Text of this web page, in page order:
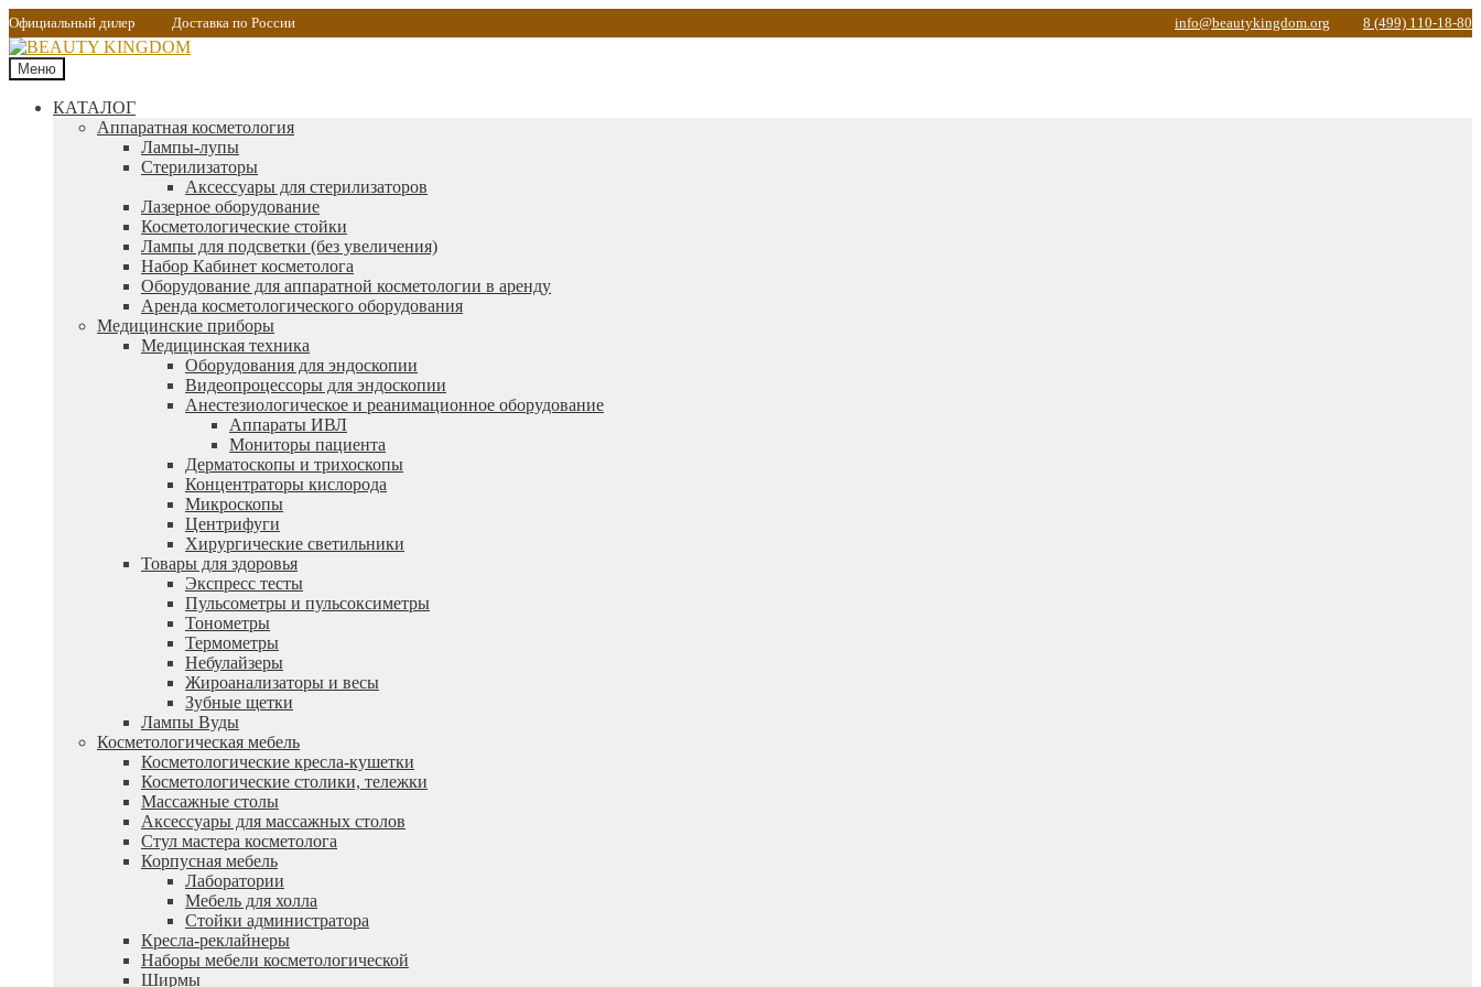
Официальный дилер Доставка по России info@beautykingdom.org 8 (499) 110-18-80
Меню
КАТАЛОГ
Аппаратная косметология
Лампы-лупы
Стерилизаторы
Аксессуары для стерилизаторов
Лазерное оборудование
Косметологические стойки
Лампы для подсветки (без увеличения)
Набор Кабинет косметолога
Оборудование для аппаратной косметологии в аренду
Аренда косметологического оборудования
Медицинские приборы
Медицинская техника
Оборудования для эндоскопии
Видеопроцессоры для эндоскопии
Анестезиологическое и реанимационное оборудование
Аппараты ИВЛ
Мониторы пациента
Дерматоскопы и трихоскопы
Концентраторы кислорода
Микроскопы
Центрифуги
Xирургические светильники
Товары для здоровья
Экспресс тесты
Пульсометры и пульсоксиметры
Тонометры
Термометры
Небулайзеры
Жироанализаторы и весы
Зубные щетки
Лампы Вуды
Косметологическая мебель
Косметологические кресла-кушетки
Косметологические столики, тележки
Массажные столы
Аксессуары для массажных столов
Стул мастера косметолога
Корпусная мебель
Лаборатории
Мебель для холла
Стойки администратора
Кресла-реклайнеры
Наборы мебели косметологической
Ширмы